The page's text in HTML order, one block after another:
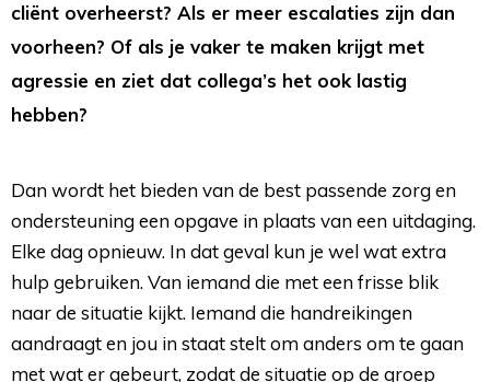
cliënt overheerst? Als er meer escalaties zijn dan
voorheen? Of als je vaker te maken krijgt met
agressie en ziet dat collega’s het ook lastig
hebben?
Dan wordt het bieden van de best passende zorg en
ondersteuning een opgave in plaats van een uitdaging.
Elke dag opnieuw. In dat geval kun je wel wat extra
hulp gebruiken. Van iemand die met een frisse blik
naar de situatie kijkt. Iemand die handreikingen
aandraagt en jou in staat stelt om anders om te gaan
met wat er gebeurt, zodat de situatie op de groep